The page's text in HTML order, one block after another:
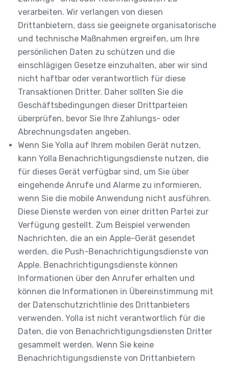
verarbeiten. Wir verlangen von diesen
Drittanbietern, dass sie geeignete organisatorische
und technische Maßnahmen ergreifen, um Ihre
persönlichen Daten zu schützen und die
einschlägigen Gesetze einzuhalten, aber wir sind
nicht haftbar oder verantwortlich für diese
Transaktionen Dritter. Daher sollten Sie die
Geschäftsbedingungen dieser Drittparteien
überprüfen, bevor Sie Ihre Zahlungs- oder
Abrechnungsdaten angeben.
Wenn Sie Yolla auf Ihrem mobilen Gerät nutzen,
kann Yolla Benachrichtigungsdienste nutzen, die
für dieses Gerät verfügbar sind, um Sie über
eingehende Anrufe und Alarme zu informieren,
wenn Sie die mobile Anwendung nicht ausführen.
Diese Dienste werden von einer dritten Partei zur
Verfügung gestellt. Zum Beispiel verwenden
Nachrichten, die an ein Apple-Gerät gesendet
werden, die Push-Benachrichtigungsdienste von
Apple. Benachrichtigungsdienste können
Informationen über den Anrufer erhalten und
können die Informationen in Übereinstimmung mit
der Datenschutzrichtlinie des Drittanbieters
verwenden. Yolla ist nicht verantwortlich für die
Daten, die von Benachrichtigungsdiensten Dritter
gesammelt werden. Wenn Sie keine
Benachrichtigungsdienste von Drittanbietern